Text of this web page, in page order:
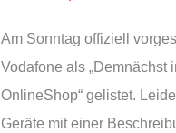
Am Sonntag offiziell
Vodafone als „Demnächst
OnlineShop“ gelistet.
Geräte mit einer